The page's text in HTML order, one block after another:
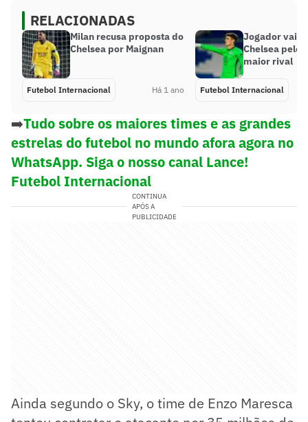
RELACIONADAS
Milan recusa proposta do
Chelsea por Maignan
Futebol Internacional Há 1 ano
Jogador vai
Chelsea pelo
maior rival
Futebol Internacional
➡️Tudo sobre os maiores times e as grandes
estrelas do futebol no mundo afora agora no
WhatsApp. Siga o nosso canal Lance!
Futebol Internacional
CONTINUA
APÓS A
PUBLICIDADE
Ainda segundo o Sky, o time de Enzo Maresca